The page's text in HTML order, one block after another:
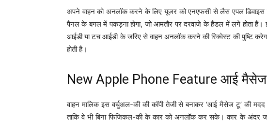
अपने वाहन को अनलॉक करने के लिए यूजर को एनएफसी से लैस एपल डिवाइस
पैनल के बगल में पकड़ना होगा, जो आमतौर पर दरवाजे के हैंडल में लगे होता
आईडी या टच आईडी के जरिए से वाहन अनलॉक करने की रिक्वेस्ट की पुष्टि
होती है।
New Apple Phone Feature आई मैसेज
वाहन मालिक इस वर्चुअल-की की कॉपी तेजी से बनाकर ‘आई मैसेज टू’ की
ताकि वे भी बिना फिजिकल-की के कार को अनलॉक कर सके। कार के अंदर